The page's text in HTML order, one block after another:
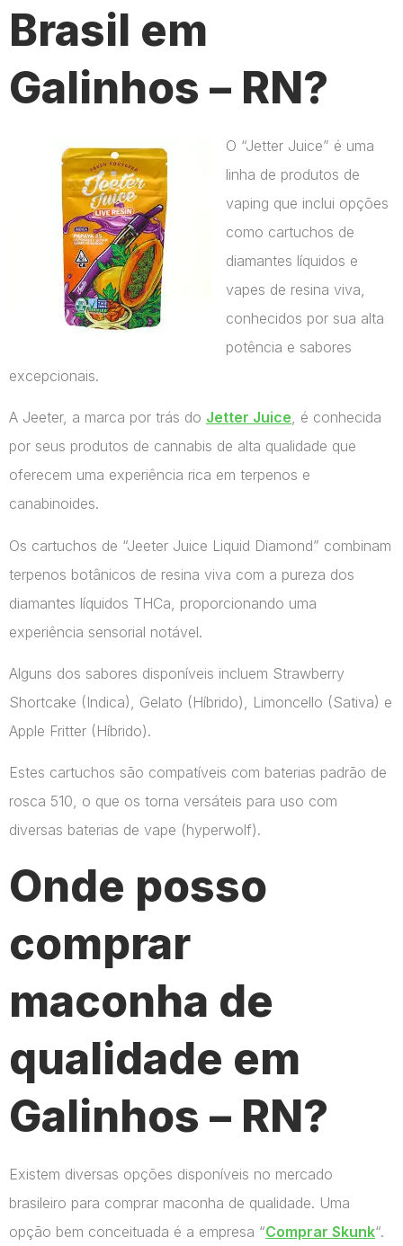
Brasil em
Galinhos – RN?
O “Jetter Juice” é uma
linha de produtos de
vaping que inclui opções
como cartuchos de
diamantes líquidos e
vapes de resina viva,
conhecidos por sua alta
potência e sabores
excepcionais.
A Jeeter, a marca por trás do Jetter Juice, é conhecida
por seus produtos de cannabis de alta qualidade que
oferecem uma experiência rica em terpenos e
canabinoides.
Os cartuchos de “Jeeter Juice Liquid Diamond” combinam
terpenos botânicos de resina viva com a pureza dos
diamantes líquidos THCa, proporcionando uma
experiência sensorial notável.
Alguns dos sabores disponíveis incluem Strawberry
Shortcake (Indica), Gelato (Híbrido), Limoncello (Sativa) e
Apple Fritter (Híbrido).
Estes cartuchos são compatíveis com baterias padrão de
rosca 510, o que os torna versáteis para uso com
diversas baterias de vape​ (hyperwolf)​.
Onde posso
comprar
maconha de
qualidade em
Galinhos – RN?
Existem diversas opções disponíveis no mercado
brasileiro para comprar maconha de qualidade. Uma
opção bem conceituada é a empresa “Comprar Skunk“.